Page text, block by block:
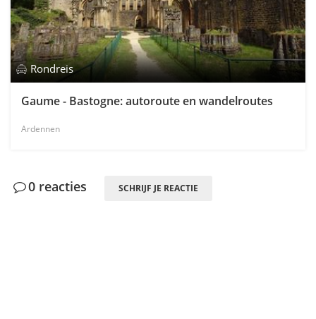
Rondreis
Gaume - Bastogne: autoroute en wandelroutes
Ardennen
0 reacties SCHRIJF JE REACTIE